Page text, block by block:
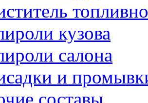
кузова
салона
и